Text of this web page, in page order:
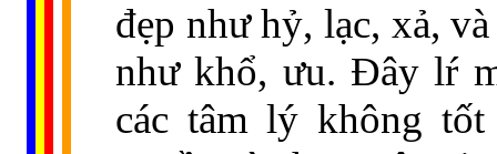
đẹp như hỷ, lạc, xả,
như khổ, ưu. Đây lŕ
các tâm lý không